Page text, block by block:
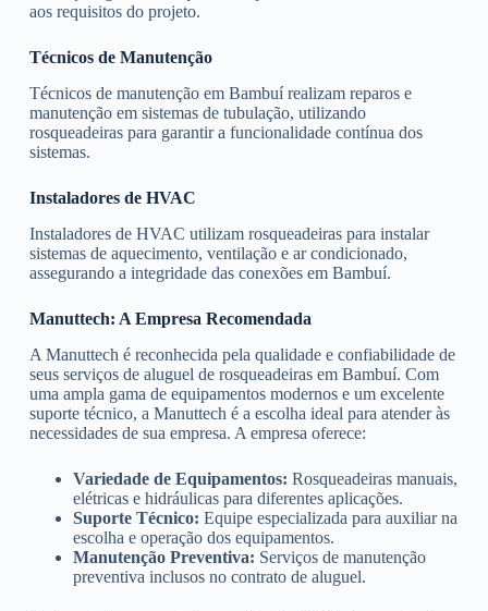
aos requisitos do projeto.
Técnicos de Manutenção
Técnicos de manutenção em Bambuí realizam reparos e
manutenção em sistemas de tubulação, utilizando
rosqueadeiras para garantir a funcionalidade contínua dos
sistemas.
Instaladores de HVAC
Instaladores de HVAC utilizam rosqueadeiras para instalar
sistemas de aquecimento, ventilação e ar condicionado,
assegurando a integridade das conexões em Bambuí.
Manuttech: A Empresa Recomendada
A Manuttech é reconhecida pela qualidade e confiabilidade de
seus serviços de aluguel de rosqueadeiras em Bambuí. Com
uma ampla gama de equipamentos modernos e um excelente
suporte técnico, a Manuttech é a escolha ideal para atender às
necessidades de sua empresa. A empresa oferece:
Variedade de Equipamentos: Rosqueadeiras manuais,
elétricas e hidráulicas para diferentes aplicações.
Suporte Técnico: Equipe especializada para auxiliar na
escolha e operação dos equipamentos.
Manutenção Preventiva: Serviços de manutenção
preventiva inclusos no contrato de aluguel.